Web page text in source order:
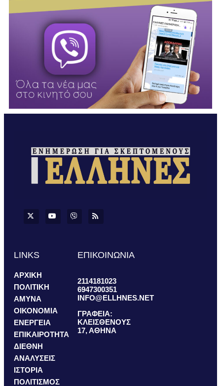
LINKS
ΑΡΧΙΚΗ
ΠΟΛΙΤΙΚΗ
ΑΜΥΝΑ
ΟΙΚΟΝΟΜΙΑ
ΕΝΕΡΓΕΙΑ
ΕΠΙΚΑΙΡΟΤΗΤΑ
ΔΙΕΘΝΗ
ΑΝΑΛΥΣΕΙΣ
ΙΣΤΟΡΙΑ
ΠΟΛΙΤΙΣΜΟΣ
ΕΠΙΚΟΙΝΩΝΙΑ
2114181023
6947300351
INFO@ELLHNES.NET
ΓΡΑΦΕΙΑ:
ΚΛΕΙΣΘΕΝΟΥΣ
17, ΑΘΗΝΑ